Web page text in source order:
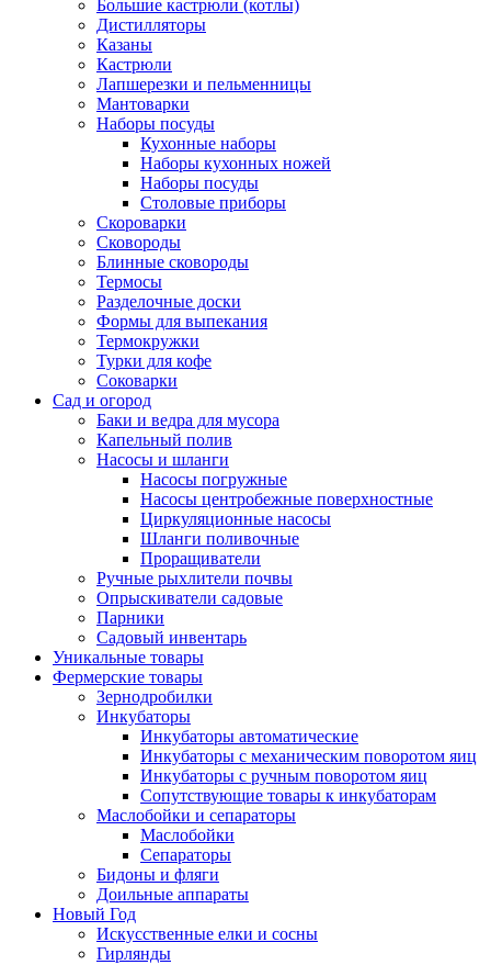
Большие кастрюли (котлы)
Дистилляторы
Казаны
Кастрюли
Лапшерезки и пельменницы
Мантоварки
Наборы посуды
Кухонные наборы
Наборы кухонных ножей
Наборы посуды
Столовые приборы
Скороварки
Сковороды
Блинные сковороды
Термосы
Разделочные доски
Формы для выпекания
Термокружки
Турки для кофе
Соковарки
Сад и огород
Баки и ведра для мусора
Капельный полив
Насосы и шланги
Насосы погружные
Насосы центробежные поверхностные
Циркуляционные насосы
Шланги поливочные
Проращиватели
Ручные рыхлители почвы
Опрыскиватели садовые
Парники
Садовый инвентарь
Уникальные товары
Фермерские товары
Зернодробилки
Инкубаторы
Инкубаторы автоматические
Инкубаторы с механическим поворотом яиц
Инкубаторы с ручным поворотом яиц
Сопутствующие товары к инкубаторам
Маслобойки и сепараторы
Маслобойки
Сепараторы
Бидоны и фляги
Доильные аппараты
Новый Год
Искусственные елки и сосны
Гирлянды